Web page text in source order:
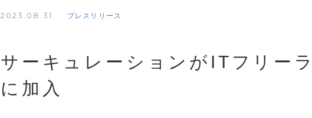
2023.08.31 プレスリリース
サーキュレーションがITフリー
に加入